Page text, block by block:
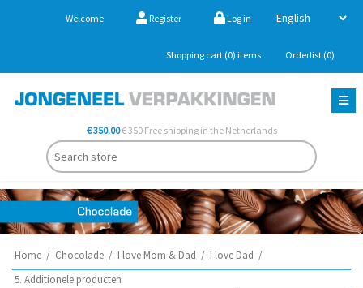
Welcome Register Log in
Shopping cart (0) items Orderlist (0)
€ 350.00€ 350 Free shipping in the Netherlands
Home / Chocolade / I love Mom & Dad / I love Dad /
5. Additionele producten